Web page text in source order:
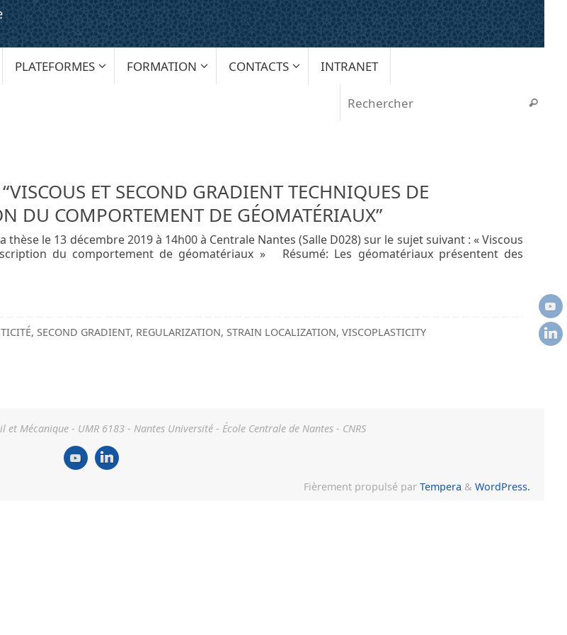
PLATEFORMES FORMATION CONTACTS INTRANET
ET SECOND GRADIENT TECHNIQUES DE
DU COMPORTEMENT DE GÉOMATÉRIAUX”
le 13 décembre 2019 à 14h00 à Centrale Nantes (Salle D028) sur le sujet suivant : « Viscous
du comportement de géomatériaux » Résumé: Les géomatériaux présentent des
, SECOND GRADIENT, REGULARIZATION, STRAIN LOCALIZATION,VISCOPLASTICITY
et Mécanique - UMR 6183 - Nantes Université - École Centrale de Nantes - CNRS
Fièrement propulsé par Tempera & WordPress.